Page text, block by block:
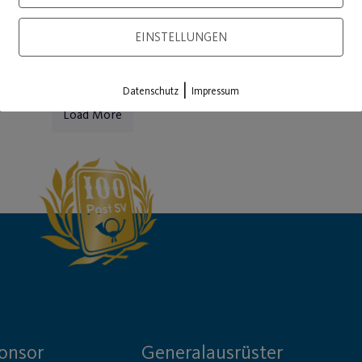
Load More
Generalausrüster
EINSTELLUNGEN
Datenschutz | Impressum